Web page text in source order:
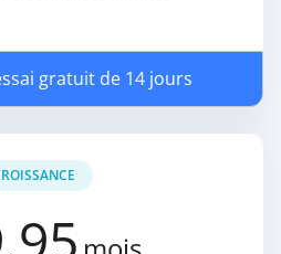
gratuit de 14 jours